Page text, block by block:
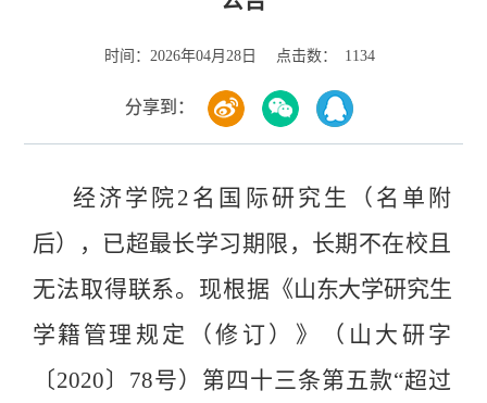
时间： 2026年04月28日 点击数： 1134
分享到：
经济学院2 名国际研究生 （ 名单附
后）
，已超最长学习期限，长期不在校且
无法取得联系。现根据 《山东大学研究生
学籍管理规定（修订）》（ 山大研字
〔2020〕 78号） 第四十三条第五款“超过